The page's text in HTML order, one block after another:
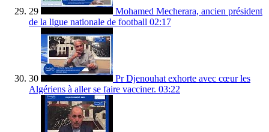
29
Mohamed Mecherara, ancien président
de la ligue nationale de football 02:17
30
Pr Djenouhat exhorte avec cœur les
Algériens à aller se faire vacciner. 03:22